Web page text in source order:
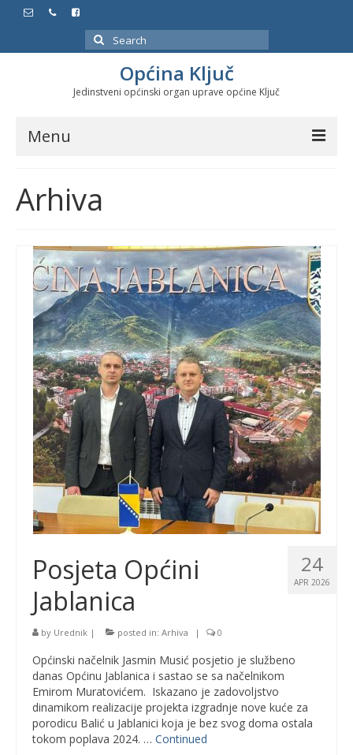
Search
for:
Općina Ključ
Jedinstveni općinski organ uprave općine Ključ
Menu
Službeni glasnici
Javne nabavke
Značajni datumi i manifestacije
Program energetske efikasnosti u stambenom
sektoru
Arhiva
24
APR 2026
Posjeta Općini
Jablanica
by Urednik | posted in: Arhiva | 0
Općinski načelnik Jasmin Musić posjetio je službeno
danas Općinu Jablanica i sastao se sa načelnikom
Emirom Muratovićem. Iskazano je zadovoljstvo
dinamikom realizacije projekta izgradnje nove kuće za
porodicu Balić u Jablanici koja je bez svog doma ostala
tokom poplava 2024. … Continued